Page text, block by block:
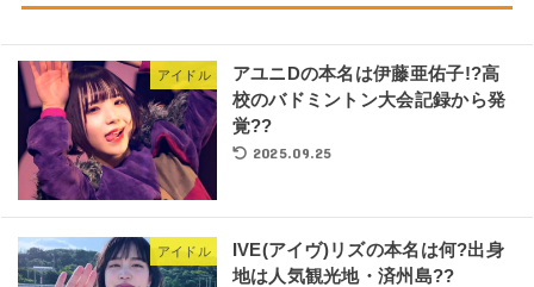
アイドル
アユニDの本名は伊藤亜佑子!?高
校のバドミントン大会記録から発
覚??
2025.09.25
アイドル
IVE(アイヴ)リズの本名は何?出身
地は人気観光地・済州島??